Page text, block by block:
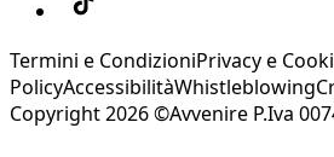
Termini e CondizioniPrivacy e
PolicyAccessibilitàWhistleblowing
Copyright 2026 ©Avvenire P.Iva